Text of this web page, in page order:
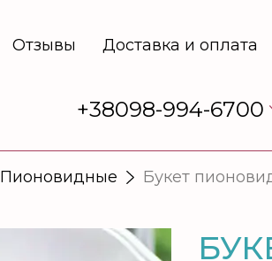
Отзывы Доставка и оплата
+38098-994-6700
Пионовидные Букет